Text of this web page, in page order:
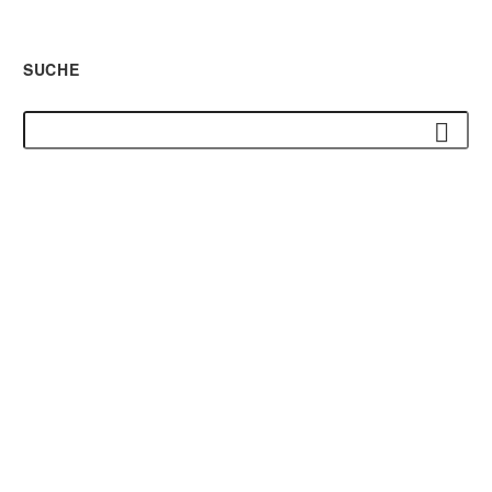
SUCHE